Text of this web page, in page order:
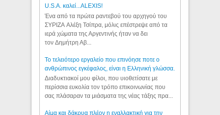
U.S.A. καλεί...ALEXIS!
Ένα από τα πρώτα ραντεβού του αρχηγού του
ΣΥΡΙΖΑ Αλέξη Τσίπρα, μόλις επέστρεψε από τα
ιερά χώματα της Αργεντινής ήταν να δει
τον Δημήτρη Αβ...
Το τελειότερο εργαλείο που επινόησε ποτε ο
ανθρώπινος εγκέφαλος, είναι η Ελληνική γλώσσα.
Διαδυκτιακοί μου φίλοι, που υιοθετίσατε με
περίσσια ευκολία τον τρόπο επικοινωνίας που
σας πλάσαραν τα μιάσματα της νέας τάξης πρα...
Αίμα και δάκρυα πλέον η εναλλακτική για την